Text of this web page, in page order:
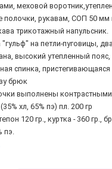
меховой
полочки, рукавам, СОП 50 мм
трикотажный напульсник.
на петли-пуговицы,
высокий утепленный
спинка, пристегивающаяся
брюк
выполнены контрастными
хл, 65% пэ) пл. 200 гр
120 гр., куртка - 360 гр.,
пэ.